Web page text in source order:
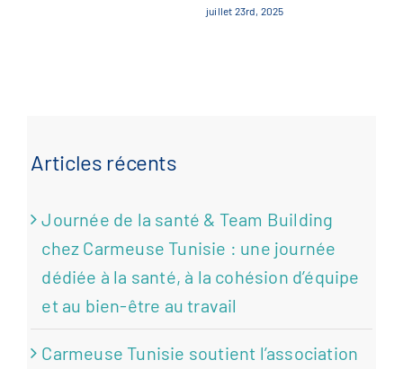
juillet 23rd, 2025
Articles récents
Journée de la santé & Team Building
chez Carmeuse Tunisie : une journée
dédiée à la santé, à la cohésion d’équipe
et au bien-être au travail
Carmeuse Tunisie soutient l’association